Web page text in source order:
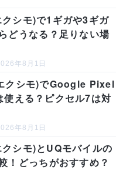
シモ)で1ギガや3ギガ
どうなる？足りない場
年8月1日
クシモ)でGoogle Pixel
える？ピクセル7は対
年8月1日
シモ)とUQモバイルの
！どっちがおすすめ？